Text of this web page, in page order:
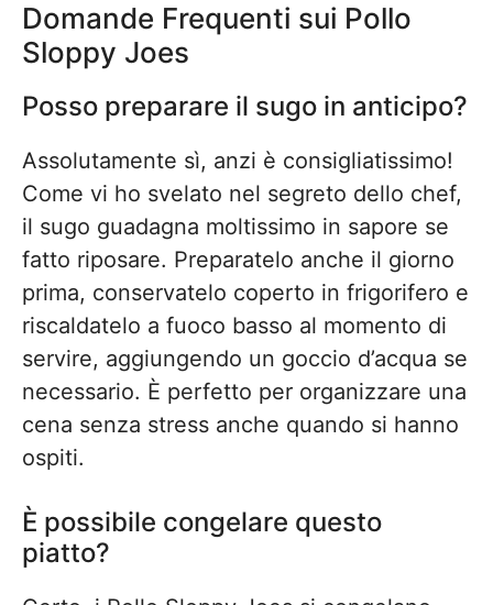
Domande Frequenti sui Pollo
Sloppy Joes
Posso preparare il sugo in anticipo?
Assolutamente sì, anzi è consigliatissimo!
Come vi ho svelato nel segreto dello chef,
il sugo guadagna moltissimo in sapore se
fatto riposare. Preparatelo anche il giorno
prima, conservatelo coperto in frigorifero e
riscaldatelo a fuoco basso al momento di
servire, aggiungendo un goccio d’acqua se
necessario. È perfetto per organizzare una
cena senza stress anche quando si hanno
ospiti.
È possibile congelare questo
piatto?